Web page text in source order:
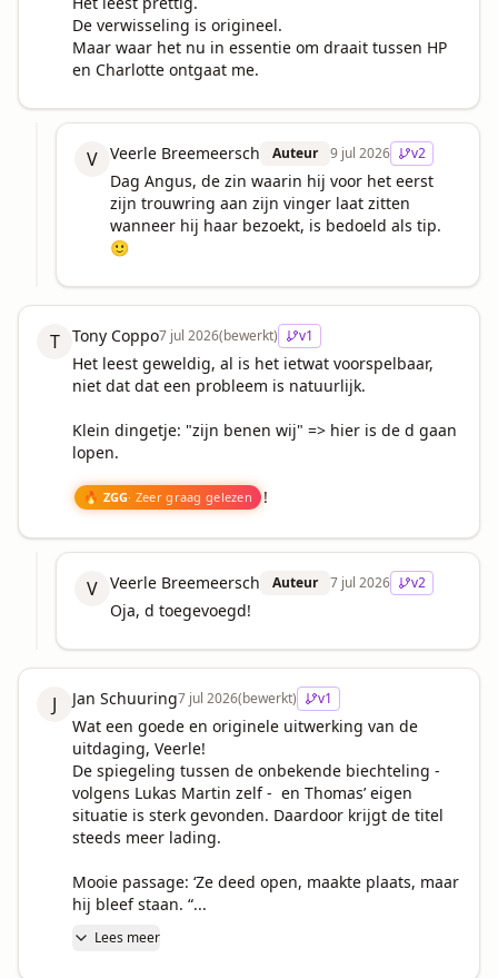
De verwisseling is origineel.
Maar waar het nu in essentie om draait tussen HP
en Charlotte ontgaat me.
V Veerle Breemeersch Auteur 9 jul 2026 v2
Dag Angus, de zin waarin hij voor het eerst
zijn trouwring aan zijn vinger laat zitten
wanneer hij haar bezoekt, is bedoeld als tip.
🙂
T Tony Coppo7 jul 2026(bewerkt) v1
Het leest geweldig, al is het ietwat voorspelbaar,
niet dat dat een probleem is natuurlijk.
Klein dingetje: "zijn benen wij" => hier is de d gaan
lopen.
🔥 ZGG· Zeer graag gelezen !
V Veerle Breemeersch Auteur 7 jul 2026 v2
Oja, d toegevoegd!
J Jan Schuuring7 jul 2026(bewerkt) v1
Wat een goede en originele uitwerking van de
uitdaging, Veerle!
De spiegeling tussen de onbekende biechteling -
volgens Lukas Martin zelf -  en Thomas’ eigen
situatie is sterk gevonden. Daardoor krijgt de titel
steeds meer lading.
Mooie passage: ‘Ze deed open, maakte plaats, maar
hij bleef staan. “...
Lees meer